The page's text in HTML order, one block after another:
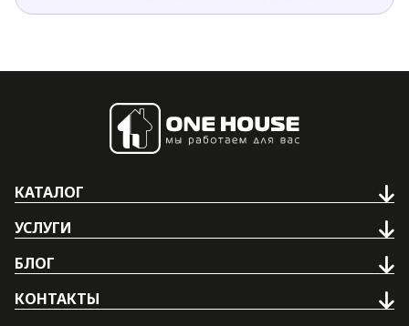
КАТАЛОГ
УСЛУГИ
БЛОГ
КОНТАКТЫ